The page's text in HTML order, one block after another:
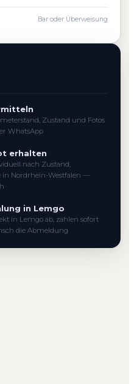
Bar oder Überweisung
Zustand und Fotos
WhatsApp
erhalten
nach Zustand,
in Nordrhein-Westfalen —
in Lemgo
in Lemgo ab, zahlen sofort
die Abmeldung